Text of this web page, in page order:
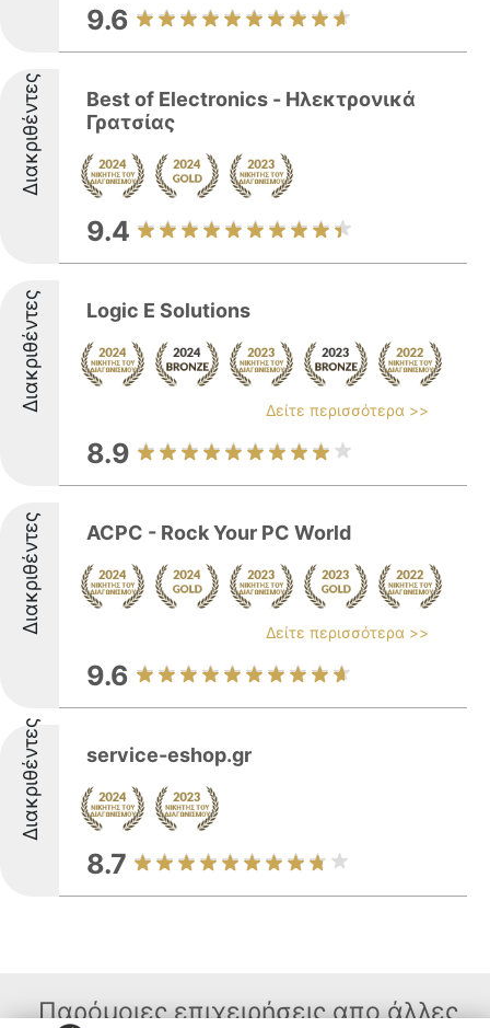
9.6
Διακριθέντες
Best of Electronics - Ηλεκτρονικά
Γρατσίας
9.4
Διακριθέντες Logic E Solutions
Δείτε περισσότερα >>
8.9
Διακριθέντες ACPC - Rock Your PC World
Δείτε περισσότερα >>
9.6
Διακριθέντες service-eshop.gr
8.7
Παρόμοιες επιχειρήσεις απο άλλες